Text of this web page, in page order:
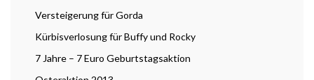
Versteigerung für Gorda
Kürbisverlosung für Buffy und Rocky
7 Jahre – 7 Euro Geburtstagsaktion